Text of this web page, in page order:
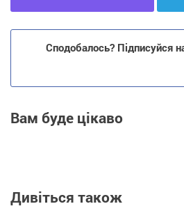
Сподобалось? Підписуйся
Вам буде цікаво
Дивіться також